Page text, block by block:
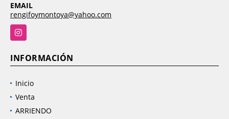
EMAIL
rengifoymontoya@yahoo.com
Instagram
INFORMACIÓN
Inicio
Venta
ARRIENDO